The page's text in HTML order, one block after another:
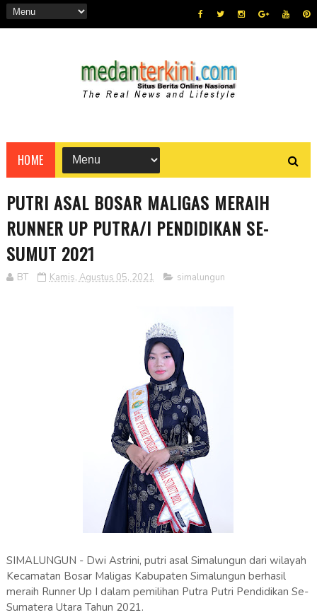
HOME
PUTRI ASAL BOSAR MALIGAS MERAIH
RUNNER UP PUTRA/I PENDIDIKAN SE-
SUMUT 2021
BT Kamis, Agustus 05, 2021 simalungun
SIMALUNGUN - Dwi Astrini, putri asal Simalungun dari wilayah
Kecamatan Bosar Maligas Kabupaten Simalungun berhasil
meraih Runner Up I dalam pemilihan Putra Putri Pendidikan Se-
Sumatera Utara Tahun 2021.